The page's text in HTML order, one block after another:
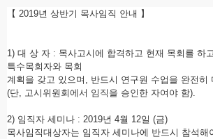
【 2019년 상반기 목사임직 안내 】
1) 대 상 자 : 목사고시에 합격하고 현재 목회를 하
특수목회자와 목회
계획을 갖고 있으며 , 반드시 연구원 수업을 완전히
(단, 고시위원회에서 임직을 승인한 자여야 함).
2) 임직자 세미나 : 2019년 4월 12일 (금)
목사임직대상자는 임직자 세미나에 반드시 참석해